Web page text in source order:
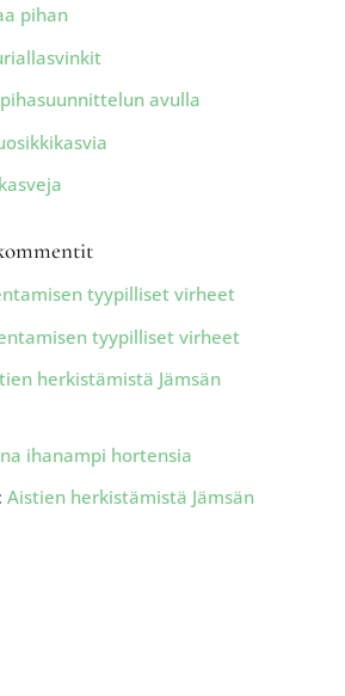
pihan
avulla
tyypilliset virheet
tyypilliset virheet
herkistämistä Jämsän
ihanampi hortensia
: Aistien herkistämistä Jämsän